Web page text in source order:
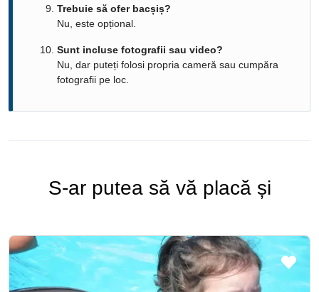
Trebuie să ofer bacșiș?
Nu, este opțional.
Sunt incluse fotografii sau video?
Nu, dar puteți folosi propria cameră sau cumpăra
fotografii pe loc.
S-ar putea să vă placă și